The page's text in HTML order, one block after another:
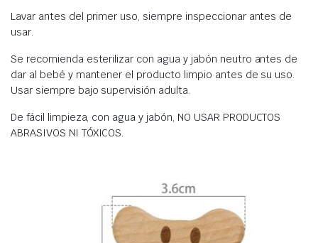
Lavar antes del primer uso, siempre inspeccionar antes de
usar.
Se recomienda esterilizar con agua y jabón neutro antes de
dar al bebé y mantener el producto limpio antes de su uso.
Usar siempre bajo supervisión adulta.
De fácil limpieza, con agua y jabón, NO USAR PRODUCTOS
ABRASIVOS NI TÓXICOS.